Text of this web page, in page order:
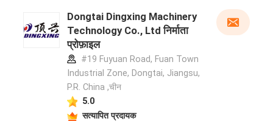
Dongtai Dingxing Machinery
Technology Co., Ltd निर्माता
प्रोफ़ाइल
#19 Fuyuan Road, Fuan Town
Industrial Zone, Dongtai, Jiangsu,
P.R. China ,चीन
5.0
सत्यापित प्रदायक